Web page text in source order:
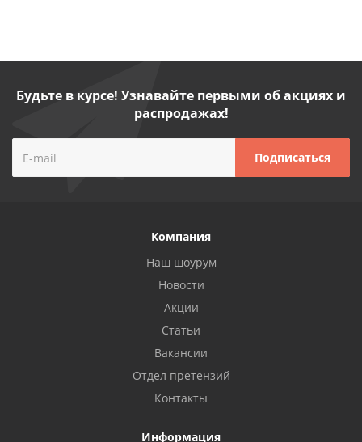
Будьте в курсе! Узнавайте первыми об акциях и
распродажах!
Компания
Наш шоурум
Новости
Акции
Статьи
Вакансии
Отдел претензий
Контакты
Информация